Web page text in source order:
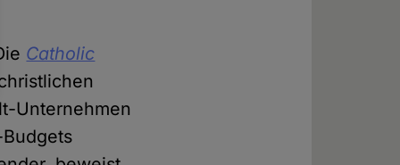
Catholic
Unternehmen